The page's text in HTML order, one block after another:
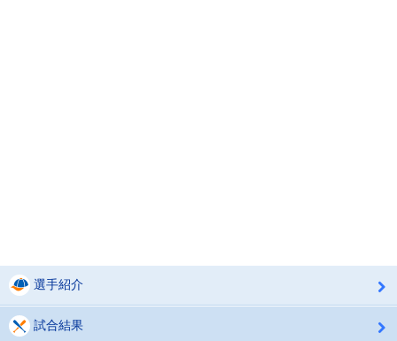
選手紹介
試合結果